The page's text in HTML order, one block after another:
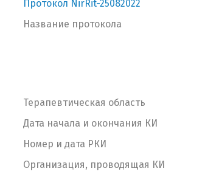
Протокол NirRit-25082022
Название протокола
Терапевтическая область
Дата начала и окончания КИ
Номер и дата РКИ
Организация, проводящая КИ